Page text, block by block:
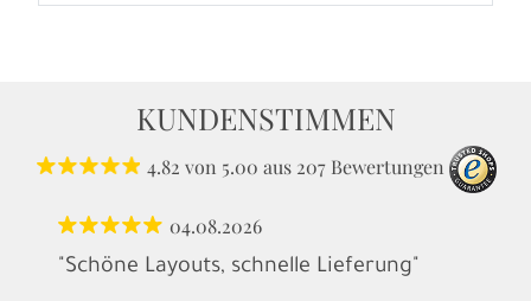
KUNDENSTIMMEN
4.82 von 5.00 aus 207 Bewertungen
04.08.2026
"Schöne Layouts, schnelle Lieferung"